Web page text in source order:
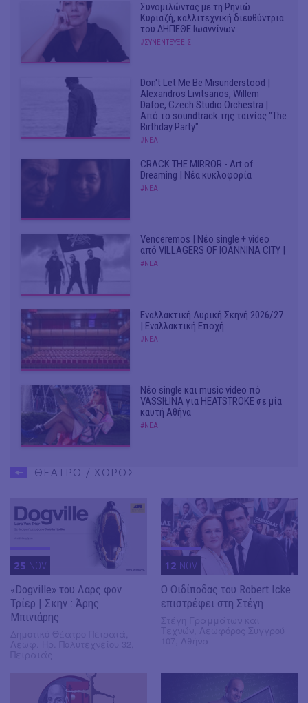
Συνομιλώντας με τη Ρηνιώ
Κυριαζή, καλλιτεχνική διευθύντρια
του ΔΗΠΕΘΕ Ιωαννίνων
#ΣΥΝΕΝΤΕΥΞΕΙΣ
Don't Let Me Be Misunderstood |
Alexandros Livitsanos, Willem
Dafoe, Czech Studio Orchestra |
Από το soundtrack της ταινίας "The
Birthday Party"
#ΝΕΑ
CRACK THE MIRROR - Art of
Dreaming | Νέα κυκλοφορία
#ΝΕΑ
Venceremos | Νέο single + video
από VILLAGERS OF IOANNINA CITY |
#ΝΕΑ
Εναλλακτική Λυρική Σκηνή 2026/27
| Εναλλακτική Εποχή
#ΝΕΑ
Νέο single και music video πό
VASSIŁINA για HEATSTROKE σε μία
καυτή Αθήνα
#ΝΕΑ
ΘΕΑΤΡΟ / ΧΟΡΟΣ
25 NOV
«Dogville» του Λαρς φον
Τρίερ | Σκην.: Άρης
Μπινιάρης
12 NOV
O Οιδίποδας του Robert Icke
επιστρέφει στη Στέγη